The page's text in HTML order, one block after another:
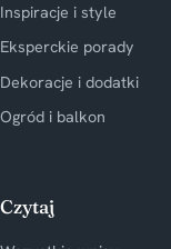
Inspiracje i style
Eksperckie porady
Dekoracje i dodatki
Ogród i balkon
Czytaj